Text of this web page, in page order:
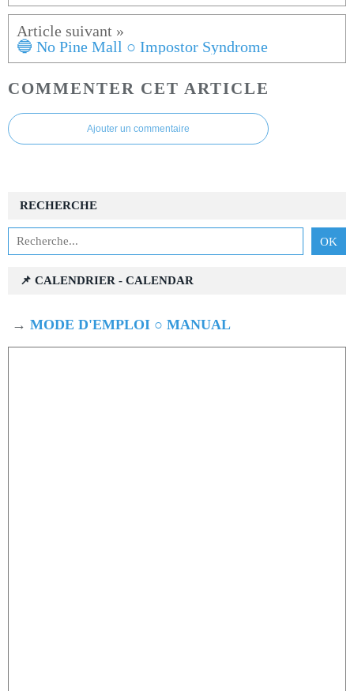
🔵 No Pine Mall ○ Impostor Syndrome
COMMENTER CET ARTICLE
Ajouter un commentaire
RECHERCHE
📌 CALENDRIER - CALENDAR
→ MODE D'EMPLOI ○ MANUAL